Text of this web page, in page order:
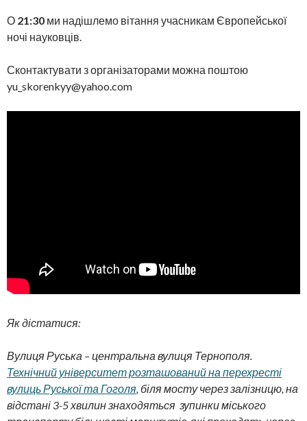
О 21:30 ми надішлемо вітання учасникам Європейської
ночі науковців.
Сконтактувати з організаторами можна поштою
yu_skorenkyy@yahoo.com
Як дістатися:
Вулиця Руська – центральна вулиця Тернополя.
Технічний університет розташований на перехресті
вулиць Руської та Гоголя, біля мосту через залізницю, на
відстані 3-5 хвилин знаходяться зупинки міського